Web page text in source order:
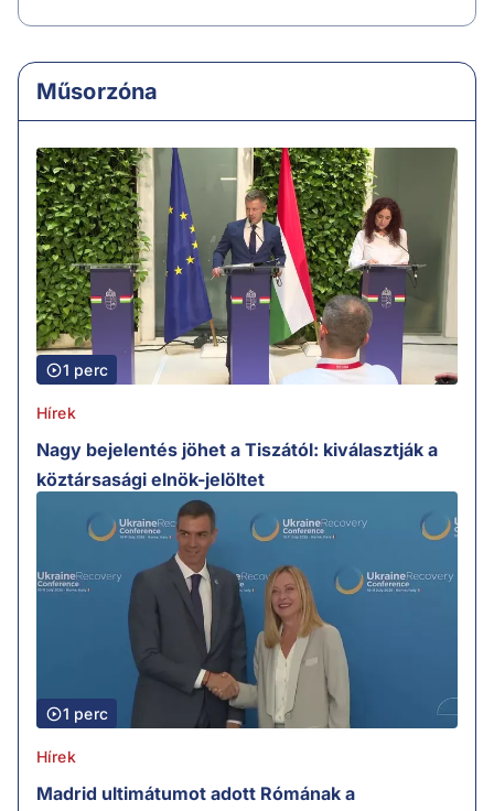
Műsorzóna
1 perc
Hírek
Nagy bejelentés jöhet a Tiszától: kiválasztják a
köztársasági elnök-jelöltet
1 perc
Hírek
Madrid ultimátumot adott Rómának a